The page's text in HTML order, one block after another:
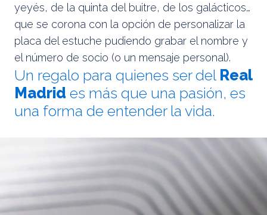
yeyés, de la quinta del buitre, de los galácticos…
que se corona con la opción de personalizar la
placa del estuche pudiendo grabar el nombre y
el número de socio (o un mensaje personal).
Un regalo para quienes ser del Real
Madrid es más que una pasión, es
una forma de entender la vida.